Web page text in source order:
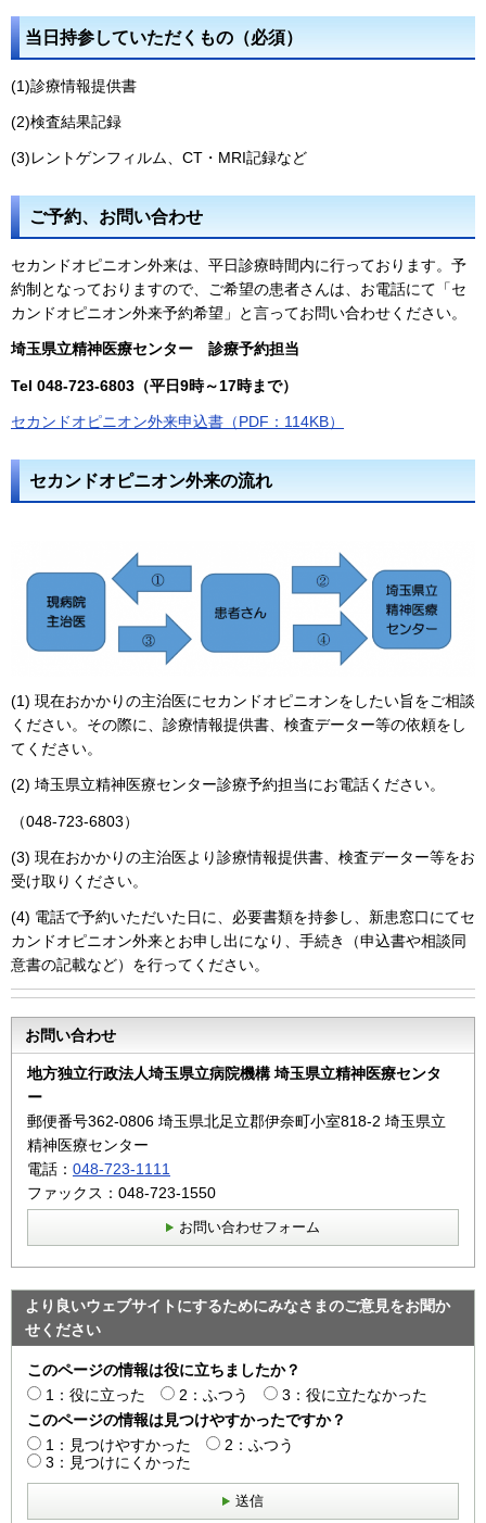
当日持参していただくもの（必須）
(1)診療情報提供書
(2)検査結果記録
(3)レントゲンフィルム、CT・MRI記録など
ご予約、お問い合わせ
セカンドオピニオン外来は、平日診療時間内に行っております。予
約制となっておりますので、ご希望の患者さんは、お電話にて「セ
カンドオピニオン外来予約希望」と言ってお問い合わせください。
埼玉県立精神医療センター 診療予約担当
Tel 048-723-6803（平日9時～17時まで）
セカンドオピニオン外来申込書（PDF：114KB）
セカンドオピニオン外来の流れ
(1) 現在おかかりの主治医にセカンドオピニオンをしたい旨をご相談
ください。その際に、診療情報提供書、検査データー等の依頼をし
てください。
(2) 埼玉県立精神医療センター診療予約担当にお電話ください。
（048-723-6803）
(3) 現在おかかりの主治医より診療情報提供書、検査データー等をお
受け取りください。
(4) 電話で予約いただいた日に、必要書類を持参し、新患窓口にてセ
カンドオピニオン外来とお申し出になり、手続き（申込書や相談同
意書の記載など）を行ってください。
お問い合わせ
地方独立行政法人埼玉県立病院機構 埼玉県立精神医療センタ
ー
郵便番号362‐0806 埼玉県北足立郡伊奈町小室818-2 埼玉県立
精神医療センター
電話： 048-723-1111
ファックス：048-723-1550
お問い合わせフォーム
より良いウェブサイトにするためにみなさまのご意見をお聞か
せください
このページの情報は役に立ちましたか？
1：役に立った
2：ふつう
3：役に立たなかった
このページの情報は見つけやすかったですか？
1：見つけやすかった
2：ふつう
3：見つけにくかった
送信